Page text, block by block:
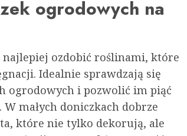
ogrodowych na
najlepiej ozdobić roślinami, które
Idealnie sprawdzają się
ogrodowych i pozwolić im piąć
małych doniczkach dobrze
które nie tylko dekorują, ale